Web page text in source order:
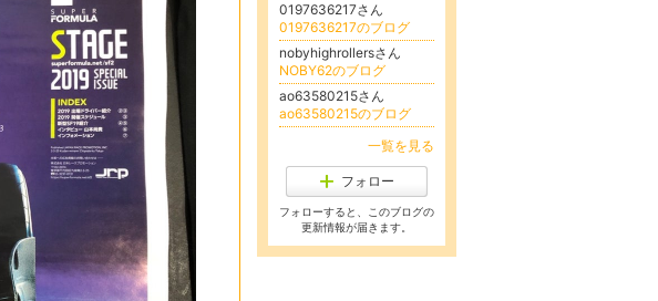
0197636217さん
0197636217のブログ
nobyhighrollersさん
NOBY62のブログ
ao63580215さん
ao63580215のブログ
一覧を見る
フォロー
フォローすると、このブログの
更新情報が届きます。